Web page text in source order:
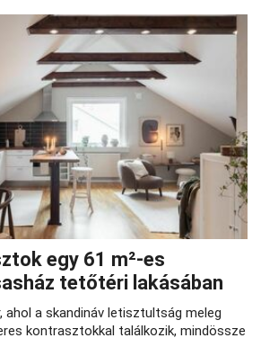
egy 61 m²-es
tetőtéri lakásában
ahol a skandináv letisztultság meleg
kontrasztokkal találkozik, mindössze